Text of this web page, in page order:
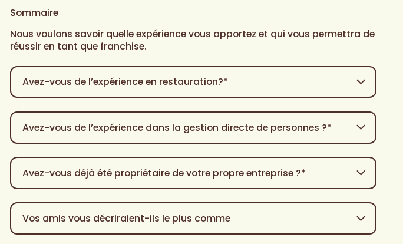
Sommaire
Nous voulons savoir quelle expérience vous apportez et qui vous permettra de
réussir en tant que franchise.
Avez-
vous
de
l’expérience
en
restauration?*
Avez-
vous
de
l’expérience
dans
gestion
directe
personnes
Avez-
vous
déjà
été
propriétaire
votre
Vos
amis
vous